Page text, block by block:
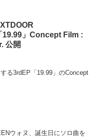
19.99」Concept Film :
公開
る3rdEP「19.99」のConcept
ウォヌ、誕生日にソロ曲を